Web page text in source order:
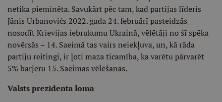
netika pieminēta. Savukārt pēc tam, kad partijas līderis
Jānis Urbanovičs 2022. gada 24. februārī pasteidzās
nosodīt Krievijas iebrukumu Ukrainā, vēlētāji no šī spēka
novērsās – 14. Saeimā tas vairs neiekļuva, un, kā rāda
partiju reitingi, ir ļoti maza ticamība, ka varētu pārvarēt
5% barjeru 15. Saeimas vēlēšanās.
Valsts prezidenta loma